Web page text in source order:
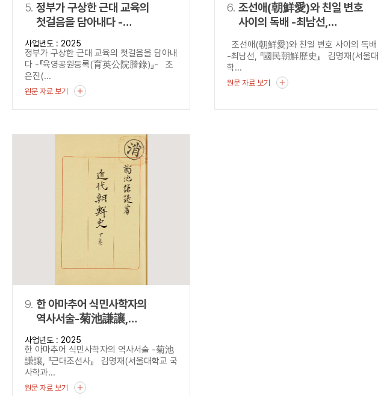
5. 정부가 구상한 근대 교육의
첫걸음을 담아내다 -
『육영공원등록
(育英公院謄錄)』-
사업년도 : 2025
정부가 구상한 근대 교육의 첫걸음을 담아내
다 -『육영공원등록(育英公院謄錄)』- 조
은진(...
원문 자료 보기
6. 조선애(朝鮮愛)와 친일 변호
사이의 독배 -최남선,
『國民朝鮮歷史』
조선애(朝鮮愛)와 친일 변호 사이의 독배
-최남선, 『國民朝鮮歷史』 김명재(서울대
학...
원문 자료 보기
9. 한 아마추어 식민사학자의
역사서술-菊池謙讓,
『근대조선사』
사업년도 : 2025
한 아마추어 식민사학자의 역사서술 -菊池
謙讓, 『근대조선사』 김명재(서울대학교 국
사학과...
원문 자료 보기